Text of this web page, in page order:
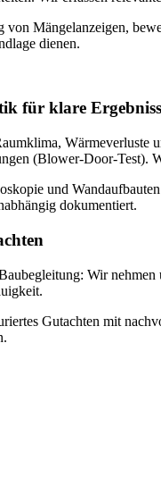
Mängelanzeigen,
dienen.
für klare
Wärmeverluste
(Blower-Door-Test).
und
dokumentiert.
Wir
Gutachten mit